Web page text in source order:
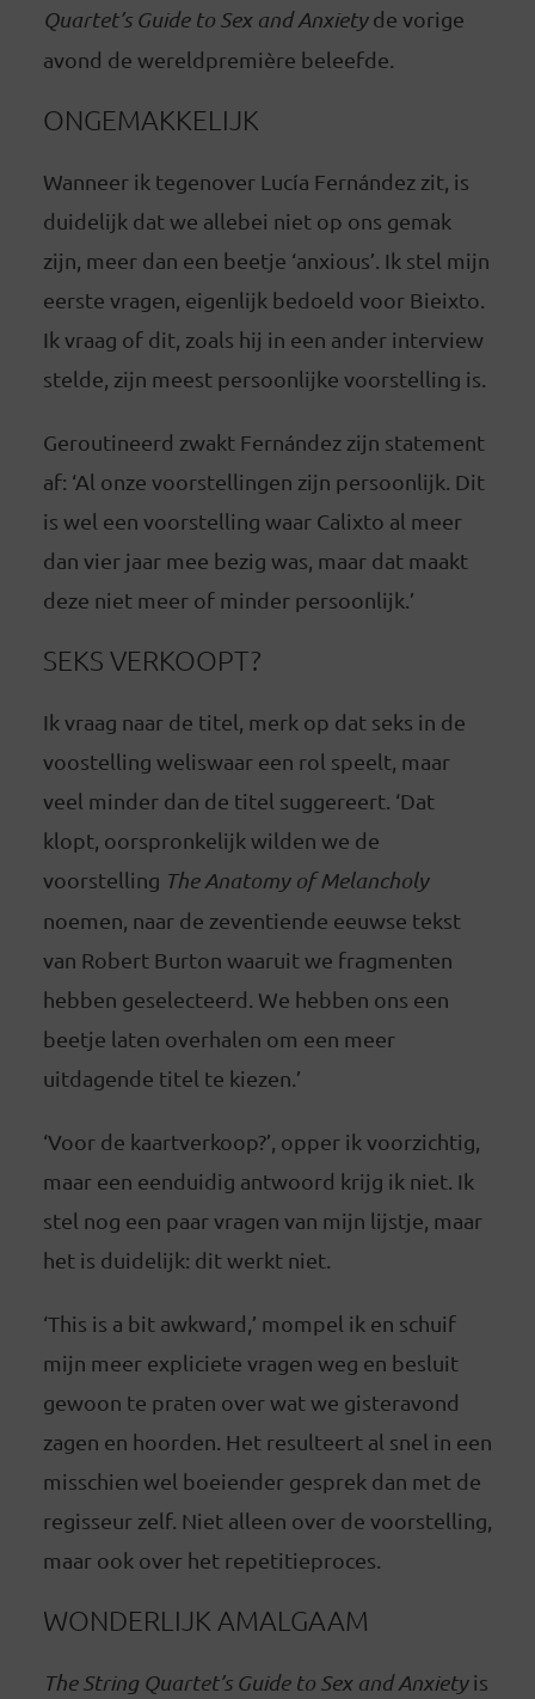
Quartet’s Guide to Sex and Anxietyde vorige
avond de wereldpremière beleefde.
ONGEMAKKELIJK
Wanneer ik tegenover Lucía Fernández zit, is
duidelijk dat we allebei niet op ons gemak
zijn, meer dan een beetje ‘anxious’. Ik stel mijn
eerste vragen, eigenlijk bedoeld voor Bieixto.
Ik vraag of dit, zoals hij in een ander interview
stelde, zijn meest persoonlijke voorstelling is.
Geroutineerd zwakt Fernández zijn statement
af: ‘Al onze voorstellingen zijn persoonlijk. Dit
is wel een voorstelling waar Calixto al meer
dan vier jaar mee bezig was, maar dat maakt
deze niet meer of minder persoonlijk.’
SEKS VERKOOPT?
Ik vraag naar de titel, merk op dat seks in de
voostelling weliswaar een rol speelt, maar
veel minder dan de titel suggereert. ‘Dat
klopt, oorspronkelijk wilden we de
voorstelling The Anatomy of Melancholy
noemen, naar de zeventiende eeuwse tekst
van Robert Burton waaruit we fragmenten
hebben geselecteerd. We hebben ons een
beetje laten overhalen om een meer
uitdagende titel te kiezen.’
‘Voor de kaartverkoop?’, opper ik voorzichtig,
maar een eenduidig antwoord krijg ik niet. Ik
stel nog een paar vragen van mijn lijstje, maar
het is duidelijk: dit werkt niet.
‘This is a bit awkward,’ mompel ik en schuif
mijn meer expliciete vragen weg en besluit
gewoon te praten over wat we gisteravond
zagen en hoorden. Het resulteert al snel in een
misschien wel boeiender gesprek dan met de
regisseur zelf. Niet alleen over de voorstelling,
maar ook over het repetitieproces.
WONDERLIJK AMALGAAM
The String Quartet’s Guide to Sex and Anxietyis